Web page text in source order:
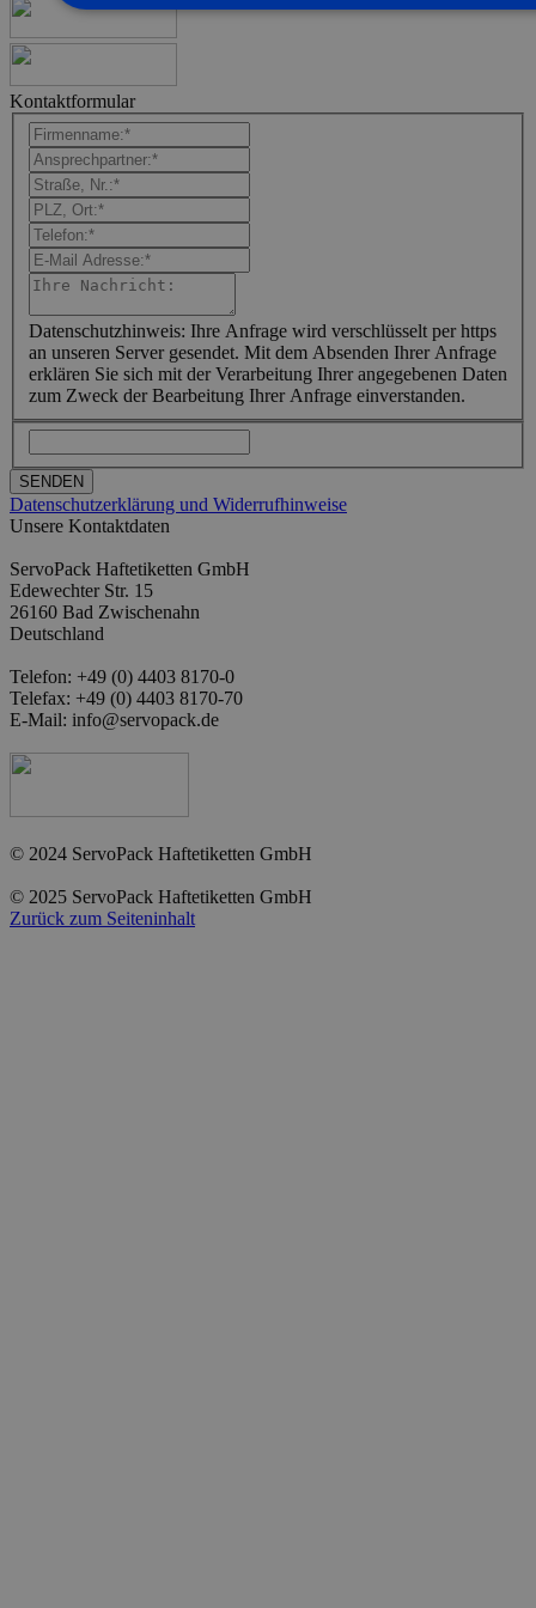
Kontaktformular
Datenschutzhinweis: Ihre Anfrage wird verschlüsselt per https
an unseren Server gesendet. Mit dem Absenden Ihrer Anfrage
erklären Sie sich mit der Verarbeitung Ihrer angegebenen Daten
zum Zweck der Bearbeitung Ihrer Anfrage einverstanden.
Datenschutzerklärung und Widerrufhinweise
Unsere Kontaktdaten
ServoPack Haftetiketten GmbH
Edewechter Str. 15
26160 Bad Zwischenahn
Deutschland
Telefon: +49 (0) 4403 8170-0
Telefax: +49 (0) 4403 8170-70
E-Mail: info@servopack.de
© 2024 ServoPack Haftetiketten GmbH
© 2025 ServoPack Haftetiketten GmbH
Zurück zum Seiteninhalt